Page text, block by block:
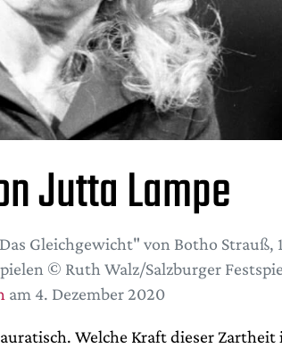
Jutta Lampe
Gleichgewicht" von Botho Strauß,
© Ruth Walz/Salzburger
am 4. Dezember 2020
Welche Kraft dieser